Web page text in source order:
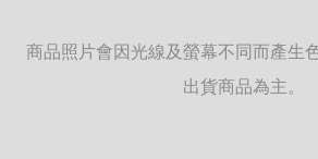
商品照片會因光線及螢幕不同而產生
出貨商品為主。